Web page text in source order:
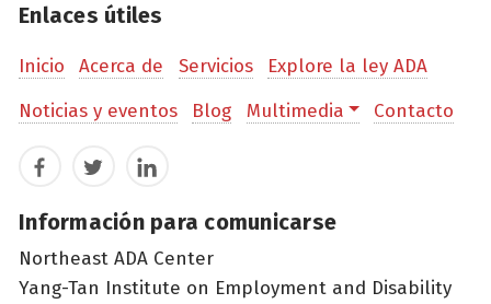
Enlaces útiles
Inicio Acerca de Servicios
Explore la ley ADA
Noticias y eventos
Blog Multimedia Contacto
FacebookTwitterLinkedIn
Información para comunicarse
Northeast ADA Center
Yang-Tan Institute on Employment and Disability